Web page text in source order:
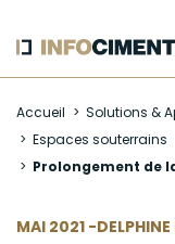
au
contenu
principal
Accueil Solutions &
Espaces souterrains
Prolongement de
MAI 2021 -
AUTEUR